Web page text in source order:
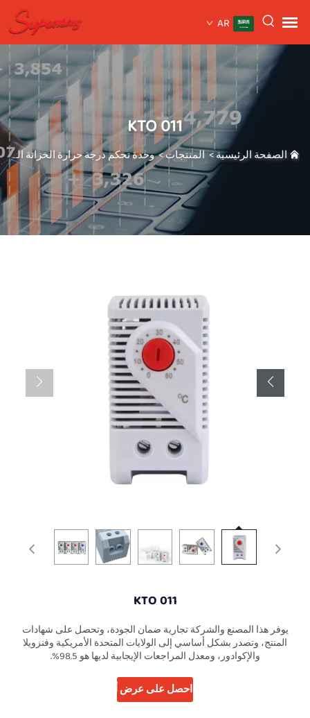
AR
KTO 011
الصفحة الرئيسية>المنتجات>وحدة تحكم درجة حرارة الخزانة الصناعية
KTO 011
يوفر هذا المصنع والشركة تجارية ضمان الجودة، وتحصل على شهادات
المنتج، وتصدر بشكل أساسي إلى الولايات المتحدة الأمريكية وفنزويلا
والإكوادور، ومعدل المراجعات الإيجابية لديها هو 98.5%.
احصل على عرض أسعار